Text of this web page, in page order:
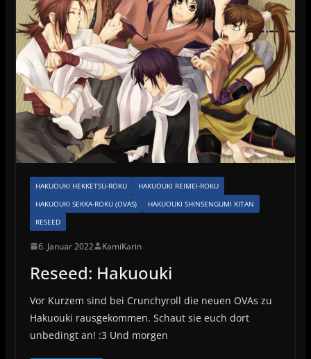
HAKUOUKI HEKKETSU-ROKU
HAKUOUKI REIMEI-ROKU
HAKUOUKI SEKKA-ROKU (OVAS)
HAKUOUKI SHINSENGUMI KITAN
RESEED
6. Januar 2022 KamiKarin
Reseed: Hakuouki
Vor Kurzem sind bei Crunchyroll die neuen OVAs zu
Hakuouki rausgekommen. Schaut sie euch dort
unbedingt an! :3 Und morgen